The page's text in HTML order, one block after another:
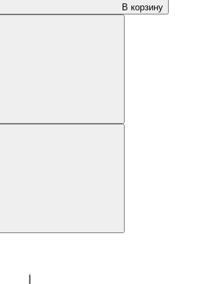
В корзину